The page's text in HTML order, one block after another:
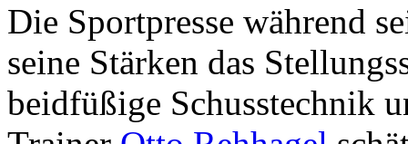
Die Sportpresse während
seine Stärken das
beidfüßige Schusstechnik